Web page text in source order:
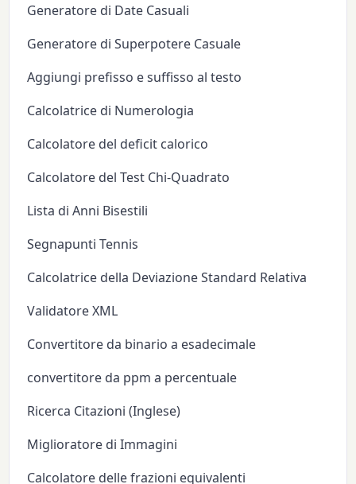
Generatore di Date Casuali
Generatore di Superpotere Casuale
Aggiungi prefisso e suffisso al testo
Calcolatrice di Numerologia
Calcolatore del deficit calorico
Calcolatore del Test Chi-Quadrato
Lista di Anni Bisestili
Segnapunti Tennis
Calcolatrice della Deviazione Standard Relativa
Validatore XML
Convertitore da binario a esadecimale
convertitore da ppm a percentuale
Ricerca Citazioni (Inglese)
Miglioratore di Immagini
Calcolatore delle frazioni equivalenti